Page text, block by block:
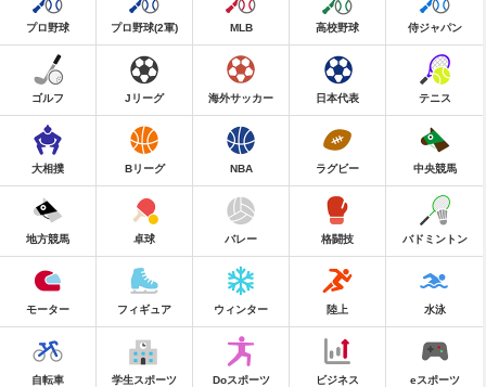
プロ野球 プロ野球(2軍) MLB 高校野球 侍ジャパン
ゴルフ Jリーグ 海外サッカー 日本代表 テニス
大相撲 Bリーグ NBA ラグビー 中央競馬
地方競馬 卓球 バレー 格闘技 バドミントン
モーター フィギュア ウィンター 陸上 水泳
自転車 学生スポーツ Doスポーツ ビジネス eスポーツ